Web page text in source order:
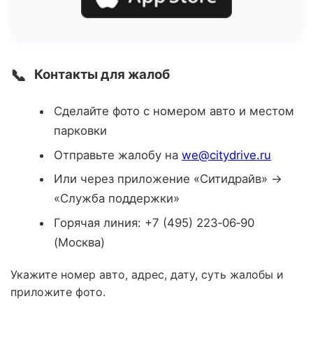
📞 Контакты для жалоб
Сделайте фото с номером авто и местом
парковки
Отправьте жалобу наwe@citydrive.ru
Или через приложение «Ситидрайв» →
«Служба поддержки»
Горячая линия: +7 (495) 223‑06‑90
(Москва)
Укажите номер авто, адрес, дату, суть жалобы и
приложите фото.